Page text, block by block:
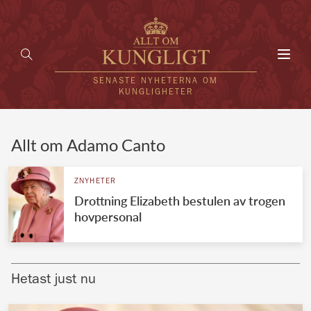
SENASTE NYHETERNA OM
KUNGLIGHETER
UTLÄNDSKT
VÄRLDENS KUNGAHUS
Allt om Adamo Canto
ZNYHETER
Drottning Elizabeth bestulen av trogen
hovpersonal
Hetast just nu